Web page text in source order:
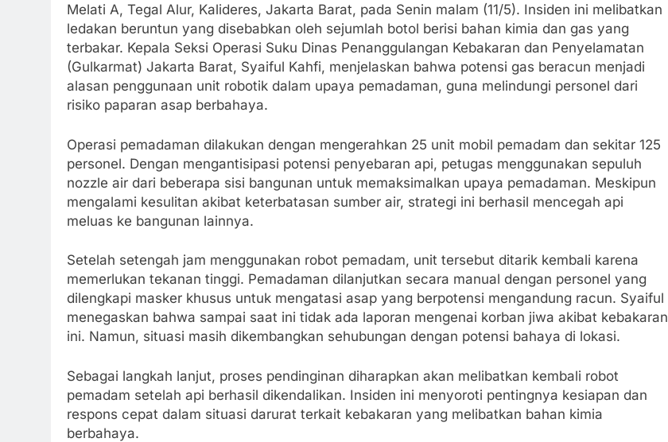
Melati A, Tegal Alur, Kalideres, Jakarta Barat, pada Senin malam (11/5). Insiden ini melibatkan
ledakan beruntun yang disebabkan oleh sejumlah botol berisi bahan kimia dan gas yang
terbakar. Kepala Seksi Operasi Suku Dinas Penanggulangan Kebakaran dan Penyelamatan
(Gulkarmat) Jakarta Barat, Syaiful Kahfi, menjelaskan bahwa potensi gas beracun menjadi
alasan penggunaan unit robotik dalam upaya pemadaman, guna melindungi personel dari
risiko paparan asap berbahaya.
Operasi pemadaman dilakukan dengan mengerahkan 25 unit mobil pemadam dan sekitar 125
personel. Dengan mengantisipasi potensi penyebaran api, petugas menggunakan sepuluh
nozzle air dari beberapa sisi bangunan untuk memaksimalkan upaya pemadaman. Meskipun
mengalami kesulitan akibat keterbatasan sumber air, strategi ini berhasil mencegah api
meluas ke bangunan lainnya.
Setelah setengah jam menggunakan robot pemadam, unit tersebut ditarik kembali karena
memerlukan tekanan tinggi. Pemadaman dilanjutkan secara manual dengan personel yang
dilengkapi masker khusus untuk mengatasi asap yang berpotensi mengandung racun. Syaiful
menegaskan bahwa sampai saat ini tidak ada laporan mengenai korban jiwa akibat kebakaran
ini. Namun, situasi masih dikembangkan sehubungan dengan potensi bahaya di lokasi.
Sebagai langkah lanjut, proses pendinginan diharapkan akan melibatkan kembali robot
pemadam setelah api berhasil dikendalikan. Insiden ini menyoroti pentingnya kesiapan dan
respons cepat dalam situasi darurat terkait kebakaran yang melibatkan bahan kimia
berbahaya.